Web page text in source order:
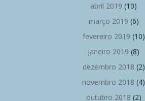
abril 2019 (10)
março 2019 (6)
fevereiro 2019 (10)
janeiro 2019 (8)
dezembro 2018 (2)
novembro 2018 (4)
outubro 2018 (2)